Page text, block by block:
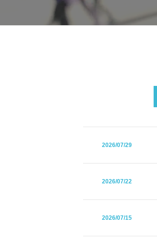
2026/07/29
2026/07/22
2026/07/15